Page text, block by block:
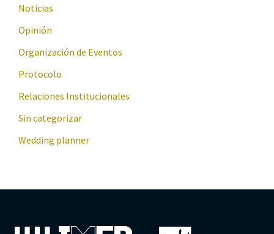
Noticias
Opinión
Organización de Eventos
Protocolo
Relaciones Institucionales
Sin categorizar
Wedding planner